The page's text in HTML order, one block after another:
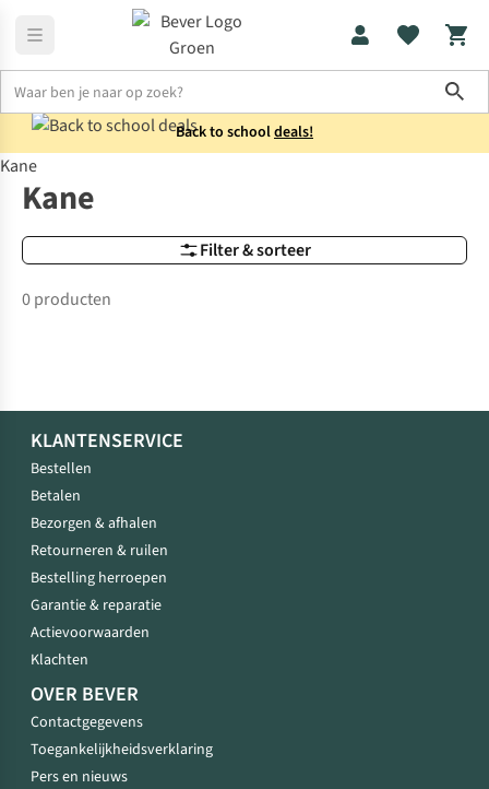
Back to schooldeals!
Merken
Kane
Filter & sorteer
Kane
0 producten
KLANTENSERVICE
Bestellen
Betalen
Bezorgen & afhalen
Retourneren & ruilen
Bestelling herroepen
Garantie & reparatie
Actievoorwaarden
Klachten
OVER BEVER
Contactgegevens
Toegankelijkheidsverklaring
Pers en nieuws